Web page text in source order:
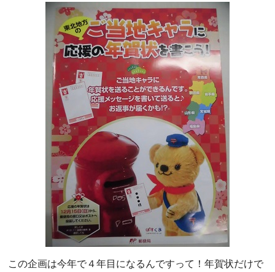
この企画は今年で４年目になるんですって！年賀状だけで